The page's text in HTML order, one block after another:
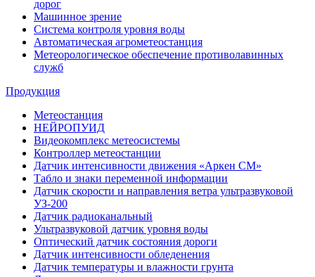
дорог
Машинное зрение
Система контроля уровня воды
Автоматическая агрометеостанция
Метеорологическое обеспечение противолавинных
служб
Продукция
Метеостанция
НЕЙРОПУИД
Видеокомплекс метеосистемы
Контроллер метеостанции
Датчик интенсивности движения «Аркен СМ»
Табло и знаки переменной информации
Датчик скорости и направления ветра ультразвуковой
УЗ-200
Датчик радиоканальный
Ультразвуковой датчик уровня воды
Оптический датчик состояния дороги
Датчик интенсивности обледенения
Датчик температуры и влажности грунта